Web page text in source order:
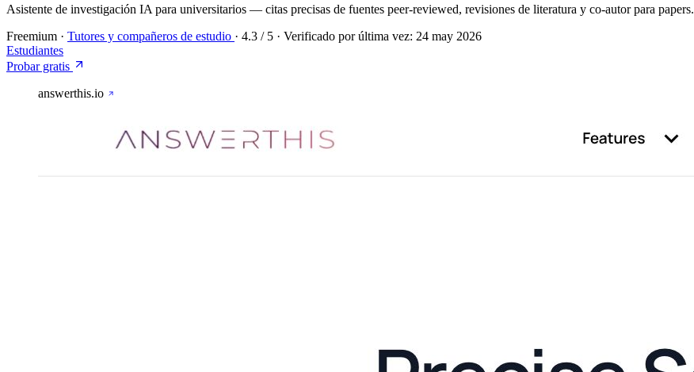
Asistente de investigación IA para universitarios — citas precisas de fuentes peer-reviewed, revisiones de literatura y co-autor para papers.
Freemium · Tutores y compañeros de estudio · 4.3 / 5 · Verificado por última vez: 24 may 2026
Estudiantes
Probar gratis
answerthis.io